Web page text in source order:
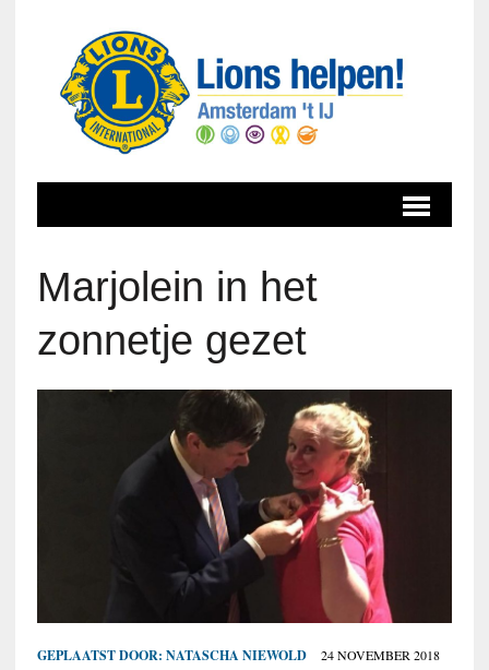
Marjolein in het
zonnetje gezet
GEPLAATST DOOR: NATASCHA NIEWOLD 24 NOVEMBER 2018